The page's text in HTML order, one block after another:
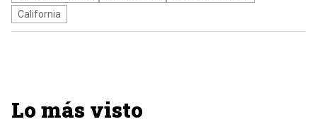
California
Lo más visto